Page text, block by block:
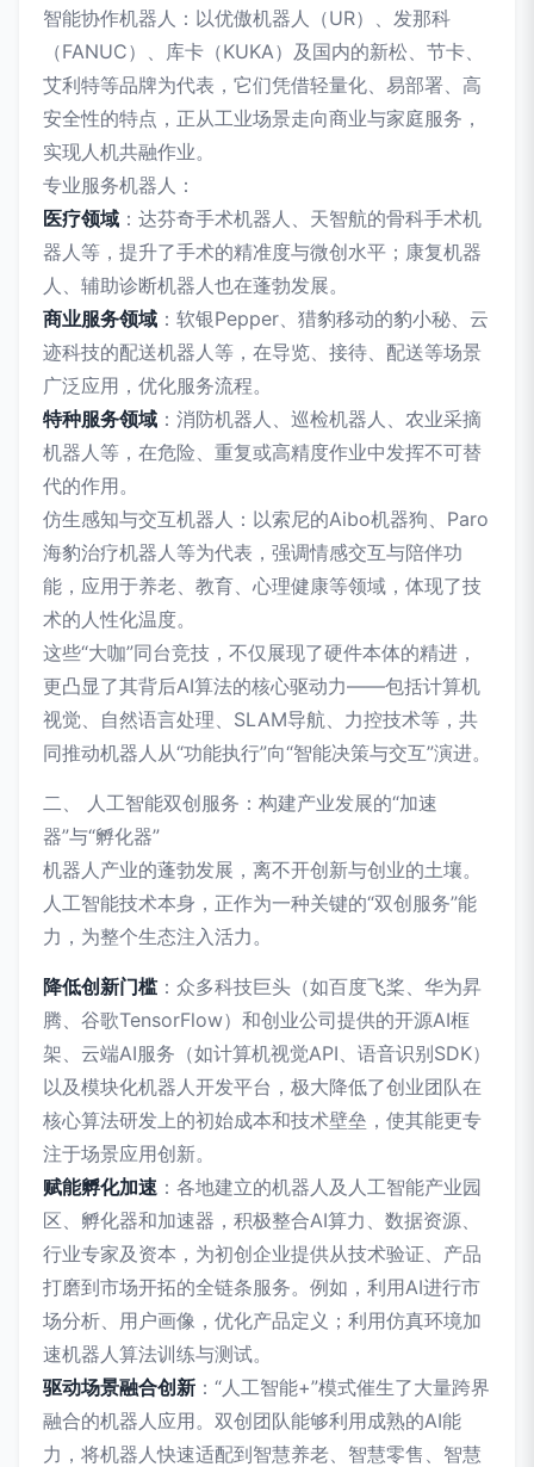
智能协作机器人：以优傲机器人（UR）、发那科
（FANUC）、库卡（KUKA）及国内的新松、节卡、
艾利特等品牌为代表，它们凭借轻量化、易部署、高
安全性的特点，正从工业场景走向商业与家庭服务，
实现人机共融作业。
专业服务机器人：
医疗领域 ：达芬奇手术机器人、天智航的骨科手术机
器人等，提升了手术的精准度与微创水平；康复机器
人、辅助诊断机器人也在蓬勃发展。
商业服务领域 ：软银Pepper、猎豹移动的豹小秘、云
迹科技的配送机器人等，在导览、接待、配送等场景
广泛应用，优化服务流程。
特种服务领域 ：消防机器人、巡检机器人、农业采摘
机器人等，在危险、重复或高精度作业中发挥不可替
代的作用。
仿生感知与交互机器人：以索尼的Aibo机器狗、Paro
海豹治疗机器人等为代表，强调情感交互与陪伴功
能，应用于养老、教育、心理健康等领域，体现了技
术的人性化温度。
这些“大咖”同台竞技，不仅展现了硬件本体的精进，
更凸显了其背后AI算法的核心驱动力——包括计算机
视觉、自然语言处理、SLAM导航、力控技术等，共
同推动机器人从“功能执行”向“智能决策与交互”演进。
二、 人工智能双创服务：构建产业发展的“加速
器”与“孵化器”
机器人产业的蓬勃发展，离不开创新与创业的土壤。
人工智能技术本身，正作为一种关键的“双创服务”能
力，为整个生态注入活力。
降低创新门槛：众多科技巨头（如百度飞桨、华为昇
腾、谷歌TensorFlow）和创业公司提供的开源AI框
架、云端AI服务（如计算机视觉API、语音识别SDK）
以及模块化机器人开发平台，极大降低了创业团队在
核心算法研发上的初始成本和技术壁垒，使其能更专
注于场景应用创新。
赋能孵化加速 ：各地建立的机器人及人工智能产业园
区、孵化器和加速器，积极整合AI算力、数据资源、
行业专家及资本，为初创企业提供从技术验证、产品
打磨到市场开拓的全链条服务。例如，利用AI进行市
场分析、用户画像，优化产品定义；利用仿真环境加
速机器人算法训练与测试。
驱动场景融合创新 ：“人工智能+”模式催生了大量跨界
融合的机器人应用。双创团队能够利用成熟的AI能
力，将机器人快速适配到智慧养老、智慧零售、智慧